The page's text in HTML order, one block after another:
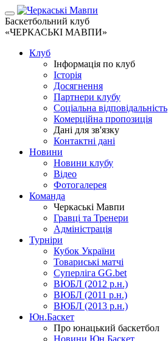
Баскетбольний клуб
«ЧЕРКАСЬКІ МАВПИ»
Клуб
Інформація по клуб
Історія
Досягнення
Партнери клубу
Соціальна відповідальність
Комерційна пропозиція
Дані для зв'язку
Контактні дані
Новини
Новини клубу
Відео
Фотогалерея
Команда
Черкаські Мавпи
Гравці та Тренери
Адміністрація
Турніри
Кубок України
Товариські матчі
Суперліга GG.bet
ВЮБЛ (2012 р.н.)
ВЮБЛ (2011 р.н.)
ВЮБЛ (2013 р.н.)
Юн.Баскет
Про юнацький баскетбол
Новини Юн.Баскет